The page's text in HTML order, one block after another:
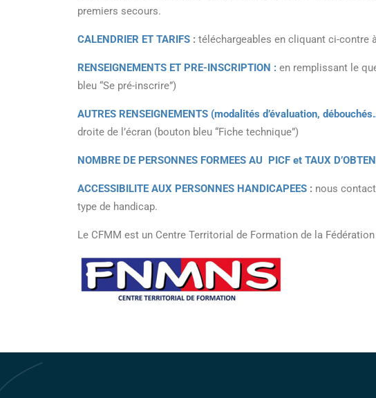
premiers secours.
CALENDRIER ET TARIFS : téléchargeables en cliquant ci-contre
RENSEIGNEMENTS ET PRE-INSCRIPTION : en remplissant le
bleu “Se pré-inscrire”)
AUTRES RENSEIGNEMENTS (modalités d’évaluation,
droite de l’écran (bouton bleu “Fiche technique”)
NOMBRE DE PERSONNES FORMEES AU PICF et TAUX
ACCESSIBILITE AUX PERSONNES HANDICAPEES : nous
type de handicap.
Le CFMM est un Centre Territorial de Formation de la